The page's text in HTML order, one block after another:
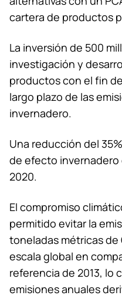
cartera de productos
La inversión de 500
investigación y
productos con el fin
largo plazo de las
invernadero.
Una reducción del
de efecto invernadero
2020.
El compromiso
permitido evitar la
toneladas métricas de
escala global en
referencia de 2013, lo
emisiones anuales